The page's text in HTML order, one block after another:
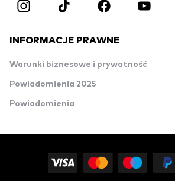
INFORMACJE PRAWNE
Warunki biznesowe i prywatność
Powiadomienia 2025
Powiadomienia